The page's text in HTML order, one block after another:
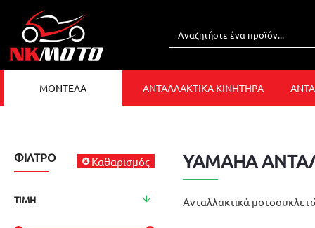
ΜΟΝΤΕΛΑ ΑΝΤΑΛΛΑΚΤΙΚΑ ΚΙΝΗΤΗΡΑ
ΦΊΛΤΡΟ Καθαρισμός
ΤΙΜΉ
YAMAHA
Ανταλλακτικά